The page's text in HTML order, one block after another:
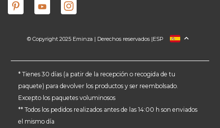
© Copyright 2025 Eminza | Derechos reservados |
FRANCIA
ALEMANIA
PAÍSES BAJOS
ESP
* Tienes 30 días (a patir de la recepción o recogida de tu
paquete) para devolver los productos y ser reembolsado.
Excepto los paquetes voluminosos
** Todos los pedidos realizados antes de las 14:00 h son enviados
el mismo día